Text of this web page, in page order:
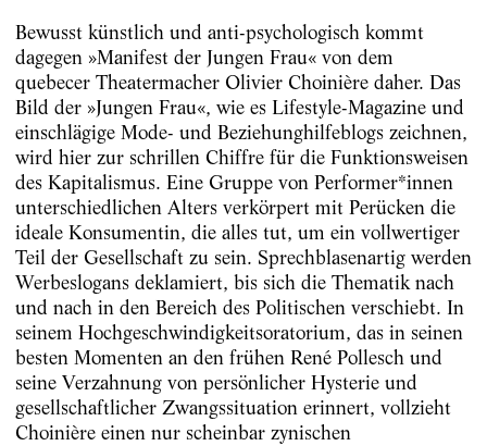
Bewusst künstlich und anti-psychologisch kommt
dagegen »Manifest der Jungen Frau« von dem
quebecer Theatermacher Olivier Choinière daher. Das
Bild der »Jungen Frau«, wie es Lifestyle-Magazine und
einschlägige Mode- und Beziehunghilfeblogs zeichnen,
wird hier zur schrillen Chiffre für die Funktionsweisen
des Kapitalismus. Eine Gruppe von Performer*innen
unterschiedlichen Alters verkörpert mit Perücken die
ideale Konsumentin, die alles tut, um ein vollwertiger
Teil der Gesellschaft zu sein. Sprechblasenartig werden
Werbeslogans deklamiert, bis sich die Thematik nach
und nach in den Bereich des Politischen verschiebt. In
seinem Hochgeschwindigkeitsoratorium, das in seinen
besten Momenten an den frühen René Pollesch und
seine Verzahnung von persönlicher Hysterie und
gesellschaftlicher Zwangssituation erinnert, vollzieht
Choinière einen nur scheinbar zynischen